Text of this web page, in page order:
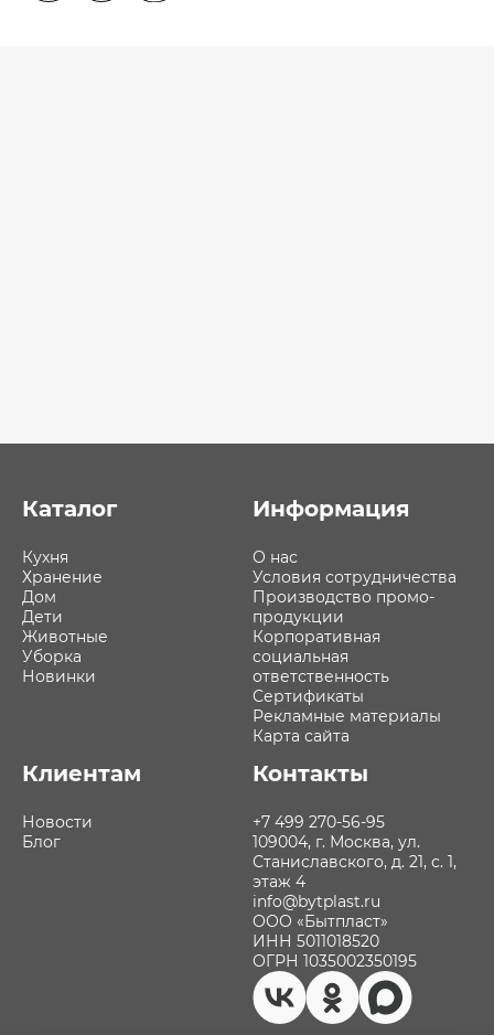
Каталог
Кухня
Хранение
Дом
Дети
Животные
Уборка
Новинки
Информация
О нас
Условия сотрудничества
Производство промо-
продукции
Корпоративная
социальная
ответственность
Сертификаты
Рекламные материалы
Карта сайта
Клиентам
Новости
Блог
Контакты
+7 499 270-56-95
109004, г. Москва, ул.
Станиславского, д. 21, с. 1,
этаж 4
info@bytplast.ru
ООО «Бытпласт»
ИНН 5011018520
ОГРН 1035002350195